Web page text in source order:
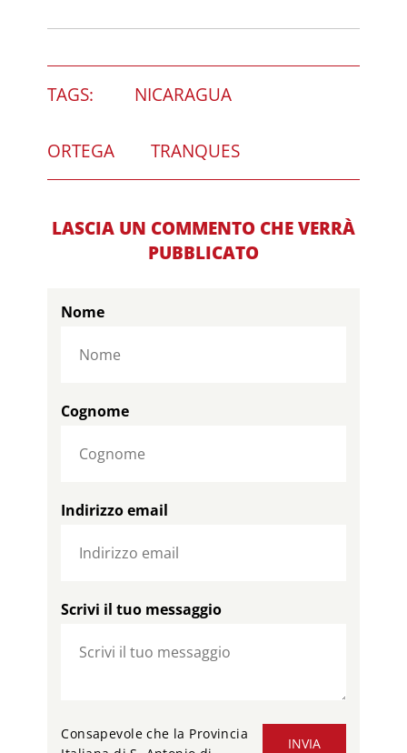
TAGS: NICARAGUA
ORTEGA TRANQUES
LASCIA UN COMMENTO CHE VERRÀ
PUBBLICATO
Nome
Cognome
Indirizzo email
Scrivi il tuo messaggio
INVIA
Consapevole che la Provincia